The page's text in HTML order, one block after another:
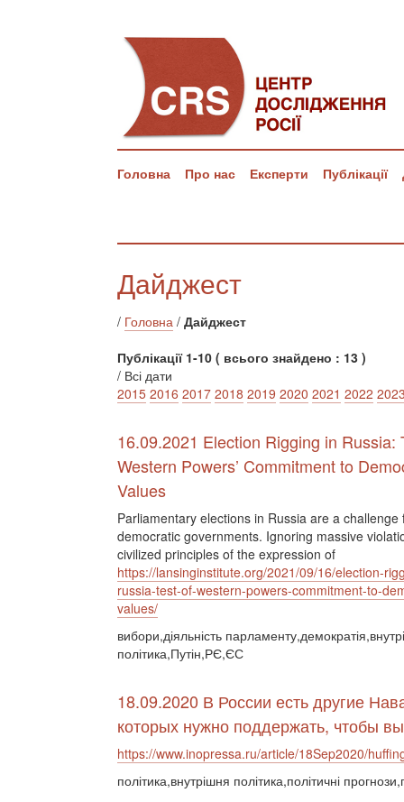
Головна Про нас Експерти Публікації
Дайджест
/ Головна / Дайджест
Публікації 1-10 ( всього знайдено : 13 )
/ Всі дати
2015 2016 2017 2018 2019 2020 2021 2022
16.09.2021 Election Rigging in Russia:
Western Powers’ Commitment to
Values
Parliamentary elections in Russia are a challenge
democratic governments. Ignoring massive
civilized principles of the expression of
https://lansinginstitute.org/2021/09/16/election-
russia-test-of-western-powers-commitment-to-
values/
вибори,діяльність
політика,Путін,РЄ,ЄС
18.09.2020 В России есть другие
которых нужно поддержать, чтобы
https://www.inopressa.ru/article/18Sep2020/
політика,внутрішня політика,політичні